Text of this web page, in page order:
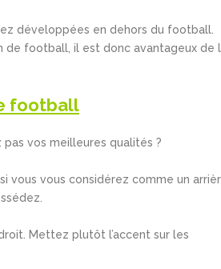
développées en dehors du football.
de football, il est donc avantageux de
football
vos meilleures qualités ?
vous vous considérez comme un
Mettez plutôt l’accent sur les